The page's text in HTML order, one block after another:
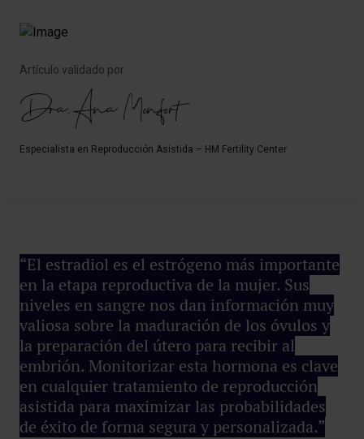
“El estradiol es el estrógeno más importante
en la etapa reproductiva de la mujer. Sus
niveles en sangre nos dan información muy
valiosa sobre la maduración de los óvulos y
la preparación del útero para recibir al
embrión. Monitorizar esta hormona es clave
en cualquier tratamiento de reproducción
asistida para maximizar las probabilidades
de éxito de forma segura y personalizada.”
Artículo validado por
Dra. Ana Monfort
Especialista en Reproducción Asistida – HM Fertility Center